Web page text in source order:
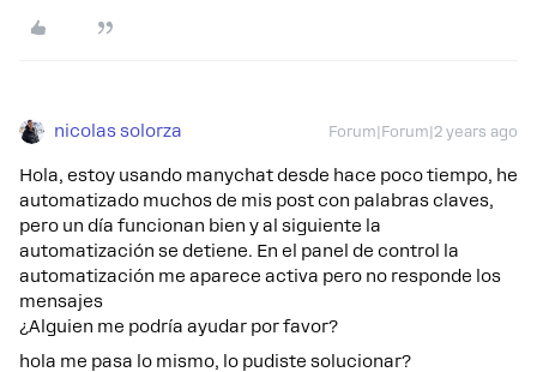
nicolas solorza Forum|Forum|2 years ago
Hola, estoy usando manychat desde hace poco tiempo, he
automatizado muchos de mis post con palabras claves,
pero un día funcionan bien y al siguiente la
automatización se detiene. En el panel de control la
automatización me aparece activa pero no responde los
mensajes
¿Alguien me podría ayudar por favor?
hola me pasa lo mismo, lo pudiste solucionar?